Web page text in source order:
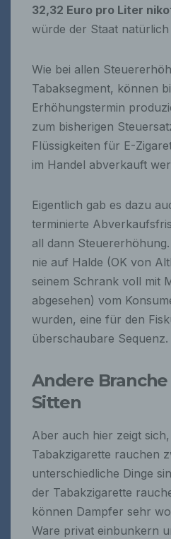
32,32 Euro pro Liter
würde der Staat
Wie bei allen
Tabaksegment, können
Erhöhungstermin
zum bisherigen
Flüssigkeiten für E-
im Handel abverkauft
Eigentlich gab es dazu
terminierte
all dann
nie auf Halde (OK von
seinem Schrank voll mit
abgesehen) vom
wurden, eine für den
überschaubare Sequenz.
Andere
Sitten
Aber auch hier zeigt
Tabakzigarette rauchen
unterschiedliche Dinge
der Tabakzigarette
können Dampfer sehr
Ware privat einbunkern